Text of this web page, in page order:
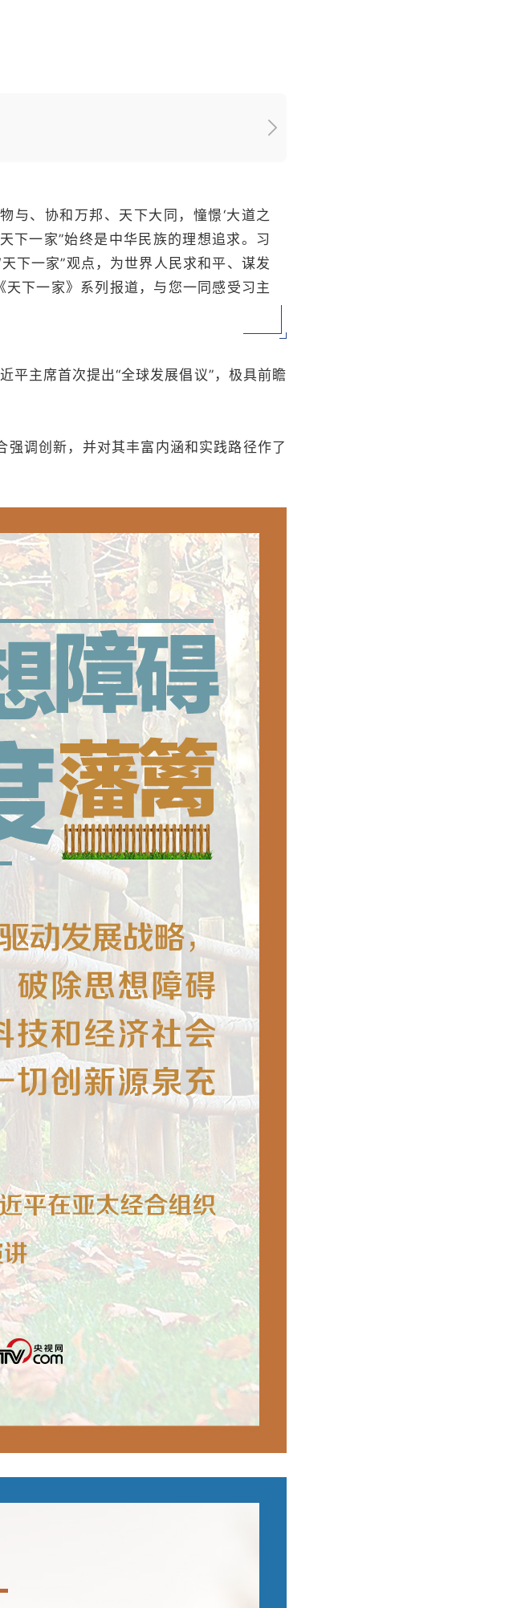
与、协和万邦、天下大同，憧憬‘大道之
下一家”始终是中华民族的理想追求。习
下一家”观点，为世界人民求和平、谋发
下一家》系列报道，与您一同感受习主
平主席首次提出“全球发展倡议”，极具前瞻
调创新，并对其丰富内涵和实践路径作了